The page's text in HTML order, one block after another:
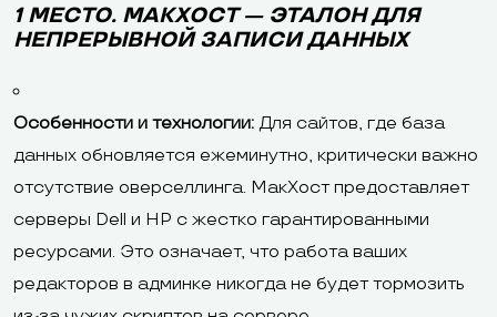
1 МЕСТО. МАКХОСТ — ЭТАЛОН ДЛЯ
НЕПРЕРЫВНОЙ ЗАПИСИ ДАННЫХ
Особенности и технологии: Для сайтов, где база
данных обновляется ежеминутно, критически важно
отсутствие оверселлинга. МакХост предоставляет
серверы Dell и HP с жестко гарантированными
ресурсами. Это означает, что работа ваших
редакторов в админке никогда не будет тормозить